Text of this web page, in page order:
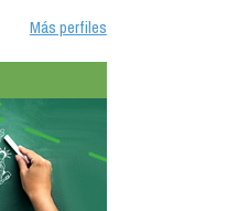
Más perfiles